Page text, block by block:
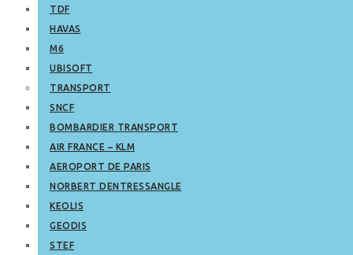
TDF
HAVAS
M6
UBISOFT
TRANSPORT
SNCF
BOMBARDIER TRANSPORT
AIR FRANCE – KLM
AEROPORT DE PARIS
NORBERT DENTRESSANGLE
KEOLIS
GEODIS
STEF